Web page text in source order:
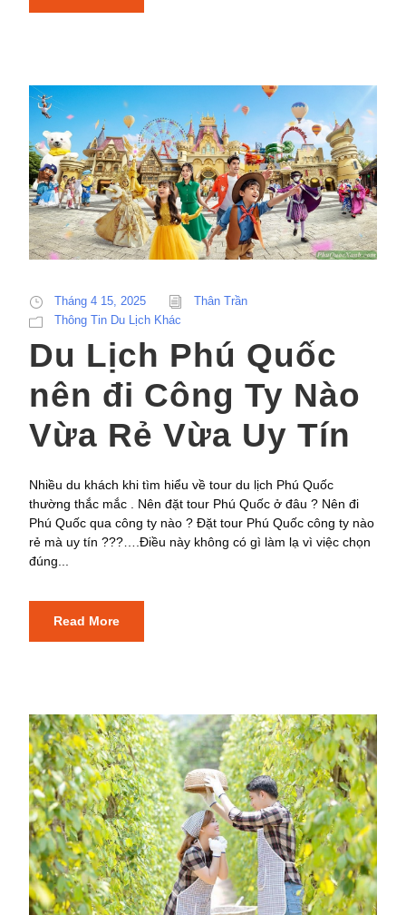
Tháng 4 15, 2025
Thân Trần
Thông Tin Du Lịch Khác
Du Lịch Phú Quốc
nên đi Công Ty Nào
Vừa Rẻ Vừa Uy Tín
Nhiều du khách khi tìm hiểu về tour du lịch Phú Quốc
thường thắc mắc . Nên đặt tour Phú Quốc ở đâu ? Nên đi
Phú Quốc qua công ty nào ? Đặt tour Phú Quốc công ty nào
rẻ mà uy tín ???….Điều này không có gì làm lạ vì việc chọn
đúng...
Read More